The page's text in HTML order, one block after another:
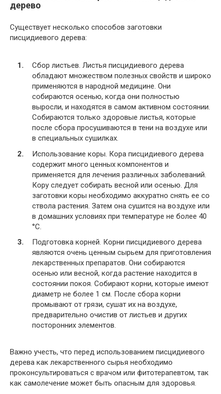
дерево
Существует несколько способов заготовки
писцидиевого дерева:
Сбор листьев. Листья писцидиевого дерева
обладают множеством полезных свойств и широко
применяются в народной медицине. Они
собираются осенью, когда они полностью
выросли, и находятся в самом активном состоянии.
Собираются только здоровые листья, которые
после сбора просушиваются в тени на воздухе или
в специальных сушилках.
Использование коры. Кора писцидиевого дерева
содержит много ценных компонентов и
применяется для лечения различных заболеваний.
Кору следует собирать весной или осенью. Для
заготовки коры необходимо аккуратно снять ее со
ствола растения. Затем она сушится на воздухе или
в домашних условиях при температуре не более 40
°C.
Подготовка корней. Корни писцидиевого дерева
являются очень ценным сырьем для приготовления
лекарственных препаратов. Они собираются
осенью или весной, когда растение находится в
состоянии покоя. Собирают корни, которые имеют
диаметр не более 1 см. После сбора корни
промывают от грязи, сушат их на воздухе,
предварительно очистив от листьев и других
посторонних элементов.
Важно учесть, что перед использованием писцидиевого
дерева как лекарственного сырья необходимо
проконсультироваться с врачом или фитотерапевтом, так
как самолечение может быть опасным для здоровья.